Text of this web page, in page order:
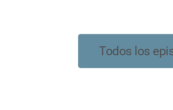
Todos los